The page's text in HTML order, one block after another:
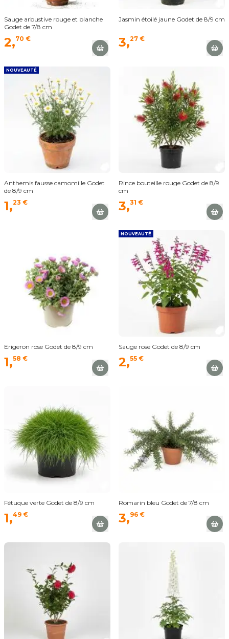
Sauge arbustive rouge et blanche
Godet de 7/8 cm
2,70 €
Jasmin étoilé jaune Godet de 8/9 cm
3,27 €
NOUVEAUTÉ
Anthemis fausse camomille Godet
de 8/9 cm
1,23 €
Rince bouteille rouge Godet de 8/9
cm
3,31 €
Erigeron rose Godet de 8/9 cm
1,58 €
NOUVEAUTÉ
Sauge rose Godet de 8/9 cm
2,55 €
Fétuque verte Godet de 8/9 cm
1,49 €
Romarin bleu Godet de 7/8 cm
3,96 €